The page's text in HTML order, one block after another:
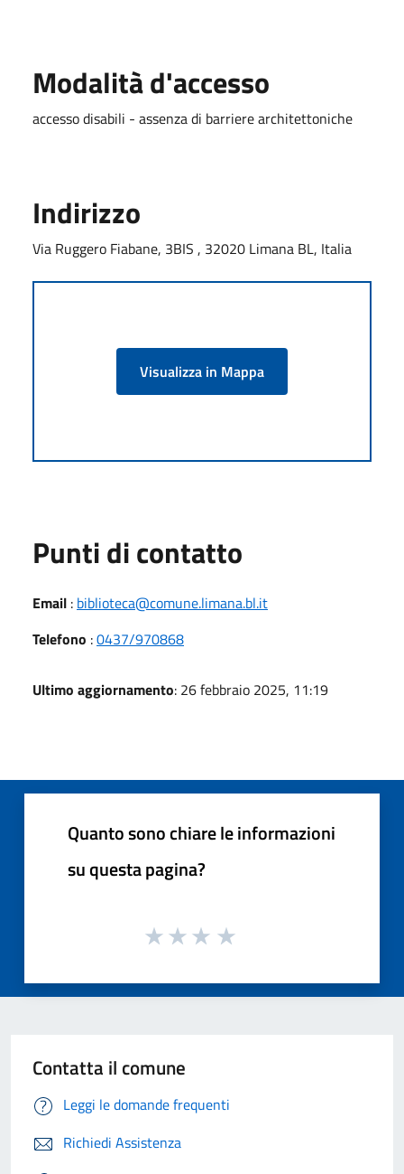
Modalità d'accesso
accesso disabili - assenza di barriere architettoniche
Indirizzo
Via Ruggero Fiabane, 3BIS , 32020 Limana BL, Italia
Visualizza in Mappa
Punti di contatto
Email : biblioteca@comune.limana.bl.it
Telefono :0437/970868
Ultimo aggiornamento: 26 febbraio 2025, 11:19
Quanto sono chiare le informazioni
su questa pagina?
Contatta il comune
Leggi le domande frequenti
Richiedi Assistenza